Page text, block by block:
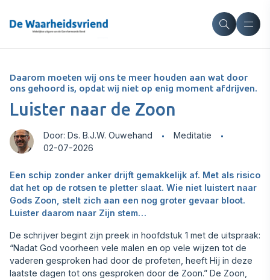
Daarom moeten wij ons te meer houden aan wat door
ons gehoord is, opdat wij niet op enig moment afdrijven.
Luister naar de Zoon
Door: Ds. B.J.W. Ouwehand
Meditatie
02-07-2026
Een schip zonder anker drijft gemakkelijk af. Met als risico
dat het op de rotsen te pletter slaat. Wie niet luistert naar
Gods Zoon, stelt zich aan een nog groter gevaar bloot.
Luister daarom naar Zijn stem…
De schrijver begint zijn preek in hoofdstuk 1 met de uitspraak:
“Nadat God voorheen vele malen en op vele wijzen tot de
vaderen gesproken had door de profeten, heeft Hij in deze
laatste dagen tot ons gesproken door de Zoon.” De Zoon,